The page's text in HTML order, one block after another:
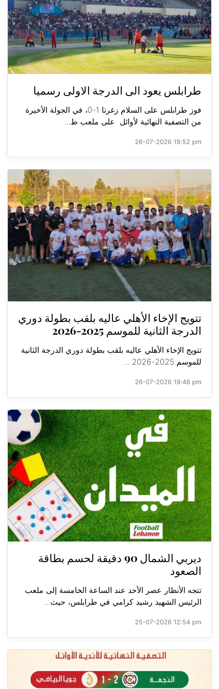
طرابلس يعود الى الدرجة الاولى رسميا
فوز طرابلس على السلام زغرتا 1-0، في الجولة الأخيرة
من التصفية النهائية لأوائل على ملعب ط...
26-07-2026 19:52 pm
تتويج الإخاء الأهلي عاليه بلقب بطولة دوري
الدرجة الثانية للموسم 2025-2026
تتويج الإخاء الأهلي عاليه بلقب بطولة دوري الدرجة الثانية
للموسم 2025-2026 ...
26-07-2026 19:48 pm
ديربي الشمال 90 دقيقة لحسم بطاقة
الصعود
تتجه الأنظار عصر الأحد عند الساعة الخامسة إلى ملعب
الرئيس الشهيد رشيد كرامي في طرابلس، حيث...
25-07-2026 12:54 pm